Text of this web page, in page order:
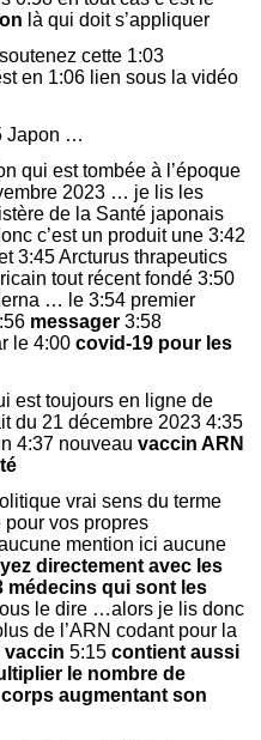
là qui doit s’appliquer
cette 1:03
en 1:06 lien sous la vidéo
Japon …
qui est tombée à l’époque
2023 … je lis les
de la Santé japonais
c’est un produit une 3:42
3:45 Arcturus thrapeutics
tout récent fondé 3:50
… le 3:54 premier
messager 3:58
le 4:00covid-19 pour les
est toujours en ligne de
du 21 décembre 2023 4:35
4:37 nouveauvaccin ARN
vrai sens du terme
pour vos propres
mention ici aucune
directement avec les
médecins qui sont les
le dire …alors je lis donc
de l’ARN codant pour la
vaccin 5:15contient aussi
le nombre de
augmentant son